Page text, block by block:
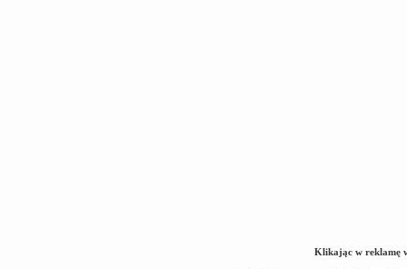
Klikając w reklamę